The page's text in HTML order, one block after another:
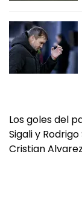
Los goles del
Sigali y
Cristian